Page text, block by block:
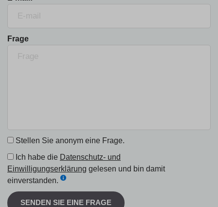
Frage
Stellen Sie anonym eine Frage.
Ich habe die Datenschutz- und
Einwilligungserklärung gelesen und bin damit
einverstanden.
SENDEN SIE EINE FRAGE